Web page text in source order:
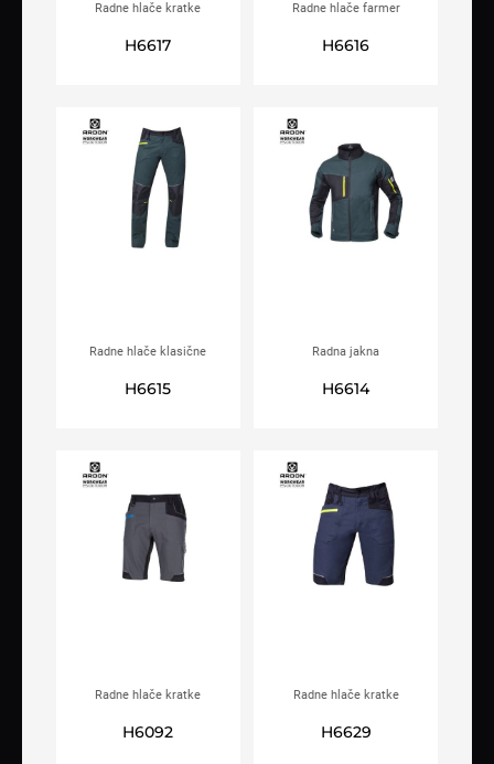
Radne hlače kratke
tamno zelene
H6617
Radne hlače farmer
tamno zelene
H6616
Radne hlače klasične
tamno zelene
H6615
Radna jakna
tamno zelena
H6614
Radne hlače kratke
tamno sive
H6092
Radne hlače kratke
tamno plave
H6629